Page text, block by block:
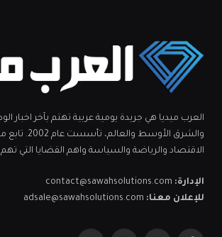
العرب ميديا هي جريدة يومية عربية تهتم بآخر اخبار
والشرق الأوسط
الاقتصاد والرياضة والسياسة واهم القضايا التي
الإدارة: contact@sawahsolutions.com
للإعلان معنا: adsale@sawahsolutions.com